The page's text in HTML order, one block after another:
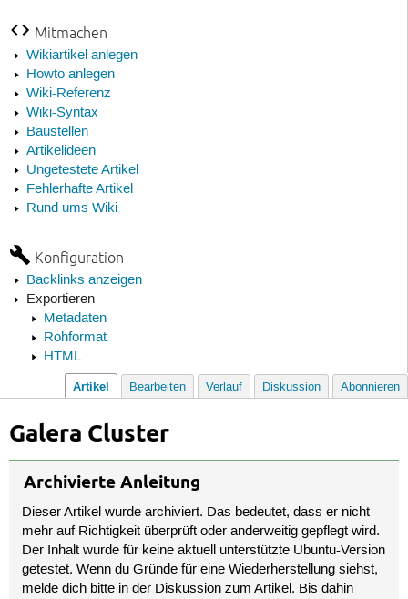
Mitmachen
Wikiartikel anlegen
Howto anlegen
Wiki-Referenz
Wiki-Syntax
Baustellen
Artikelideen
Ungetestete Artikel
Fehlerhafte Artikel
Rund ums Wiki
Konfiguration
Backlinks anzeigen
Exportieren
Metadaten
Rohformat
HTML
Artikel Bearbeiten Verlauf Diskussion Abonnieren
Galera Cluster
Archivierte Anleitung
Dieser Artikel wurde archiviert. Das bedeutet, dass er nicht
mehr auf Richtigkeit überprüft oder anderweitig gepflegt wird.
Der Inhalt wurde für keine aktuell unterstützte Ubuntu-Version
getestet. Wenn du Gründe für eine Wiederherstellung siehst,
melde dich bitte in der Diskussion zum Artikel. Bis dahin